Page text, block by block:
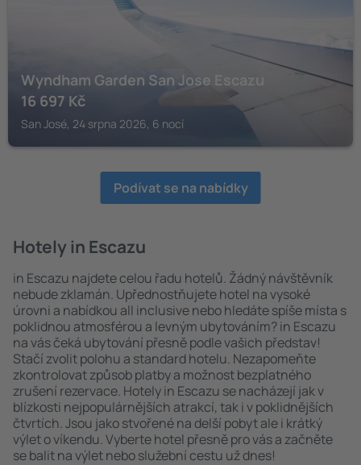
Wyndham Garden San Jose Escazu
16 697 Kč
San José, 24 srpna 2026, 6 nocí
Podívat se na nabídky
Hotely in Escazu
in Escazu najdete celou řadu hotelů. Žádný návštěvník
nebude zklamán. Upřednostňujete hotel na vysoké
úrovni a nabídkou all inclusive nebo hledáte spíše místa s
poklidnou atmosférou a levným ubytováním? in Escazu
na vás čeká ubytování přesně podle vašich představ!
Stačí zvolit polohu a standard hotelu. Nezapomeňte
zkontrolovat způsob platby a možnost bezplatného
zrušení rezervace. Hotely in Escazu se nacházejí jak v
blízkosti nejpopulárnějších atrakcí, tak i v poklidnějších
čtvrtích. Jsou jako stvořené na delší pobyt ale i krátký
výlet o víkendu. Vyberte hotel přesně pro vás a začněte
se balit na výlet nebo služební cestu už dnes!